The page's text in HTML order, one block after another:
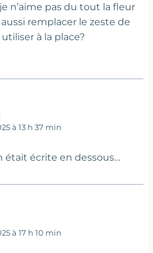
n’aime pas du tout la fleur
aussi remplacer le zeste de
à la place?
à 13 h 37 min
était écrite en dessous…
à 17 h 10 min